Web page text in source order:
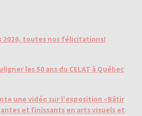
2026, toutes nos félicitations!
les 50 ans du CELAT à Québec
une vidéo sur l’exposition «Bâtir
et finissants en arts visuels et